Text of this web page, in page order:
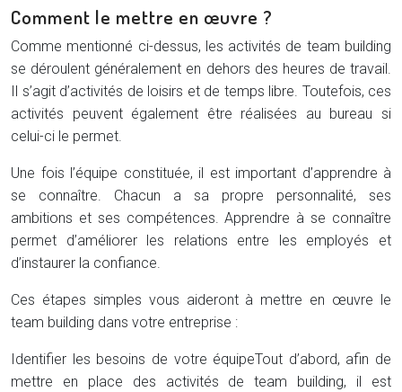
Comment le mettre en œuvre ?
Comme mentionné ci-dessus, les activités de team building
se déroulent généralement en dehors des heures de travail.
Il s’agit d’activités de loisirs et de temps libre. Toutefois, ces
activités peuvent également être réalisées au bureau si
celui-ci le permet.
Une fois l’équipe constituée, il est important d’apprendre à
se connaître. Chacun a sa propre personnalité, ses
ambitions et ses compétences. Apprendre à se connaître
permet d’améliorer les relations entre les employés et
d’instaurer la confiance.
Ces étapes simples vous aideront à mettre en œuvre le
team building dans votre entreprise :
Identifier les besoins de votre équipeTout d’abord, afin de
mettre en place des activités de team building, il est